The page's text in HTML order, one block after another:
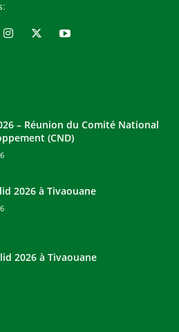
– Réunion du Comité National
(CND)
2026 à Tivaouane
2026 à Tivaouane